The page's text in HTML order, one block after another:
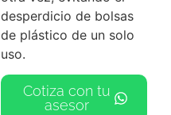
desperdicio de bolsas
de plástico de un solo
uso.
Cotiza con tu
asesor